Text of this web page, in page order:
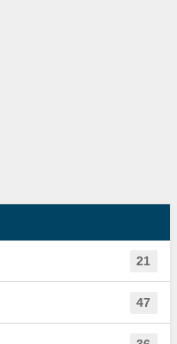
21
47